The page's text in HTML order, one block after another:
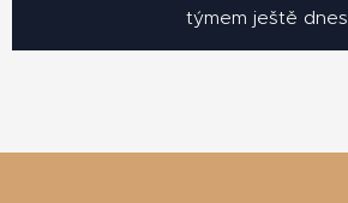
týmem ještě dnes.